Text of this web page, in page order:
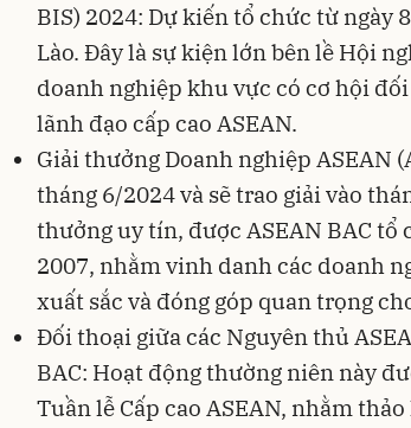
BIS) 2024: Dự kiến tổ chức từ ngày
Lào. Đây là sự kiện lớn bên lề Hội
doanh nghiệp khu vực có cơ hội
lãnh đạo cấp cao ASEAN.
Giải thưởng Doanh nghiệp ASEAN
tháng 6/2024 và sẽ trao giải vào
thưởng uy tín, được ASEAN BAC
2007, nhằm vinh danh các doanh
xuất sắc và đóng góp quan trọng
Đối thoại giữa các Nguyên thủ
BAC: Hoạt động thường niên này
Tuần lễ Cấp cao ASEAN, nhằm